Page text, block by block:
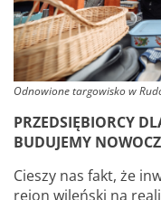
Odnowione targowisko w
PRZEDSIĘBIORCY
BUDUJEMY
Cieszy nas fakt, że
rejon wileński na